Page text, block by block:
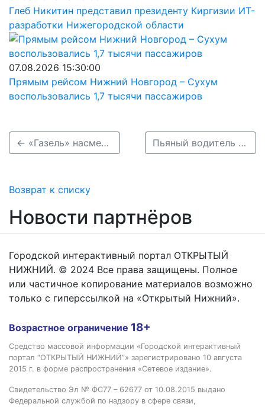
Глеб Никитин представил президенту Киргизии ИТ-
разработки Нижегородской области
07.08.2026 15:30:00
Прямым рейсом Нижний Новгород – Сухум
воспользовались 1,7 тысячи пассажиров
← «Газель» насмерть сбила пенсионерку на трассе М-7 в Кстовском районе Пьяный водитель разбился насмерть, врезавшись в дерево в Борском районе →
Возврат к списку
Новости партнёров
Городской интерактивный портал ОТКРЫТЫЙ
НИЖНИЙ. © 2024 Все права защищены. Полное
или частичное копирование материалов возможно
только с гиперссылкой на «Открытый Нижний».
Возрастное ограничение 18+
Средство массовой информации «Городской интерактивный
портал “ОТКРЫТЫЙ НИЖНИЙ”» зарегистрировано 10 августа
2015 г. в форме распространения «Сетевое издание».
Свидетельство Эл № ФС77 – 62677 от 10.08.2015 выдано
Федеральной службой по надзору в сфере связи,